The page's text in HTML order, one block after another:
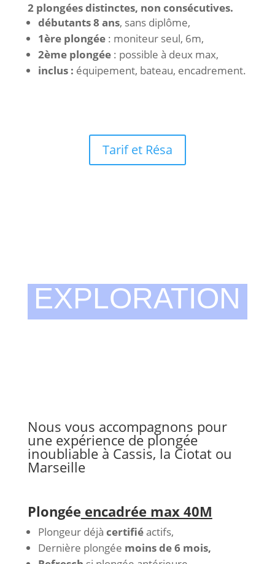
2 plongées distinctes, non consécutives.
débutants 8 ans, sans diplôme,
1ère plongée: moniteur seul, 6m,
2ème plongée: possible à deux max,
inclus : équipement, bateau, encadrement.
Tarif et Résa
EXPLORATION
Nous vous accompagnons pour
une expérience de plongée
inoubliable à Cassis, la Ciotat ou
Marseille
Plongée encadrée max 40M
Plongeur déjà certifiéactifs,
Dernière plongée moins de 6 mois,